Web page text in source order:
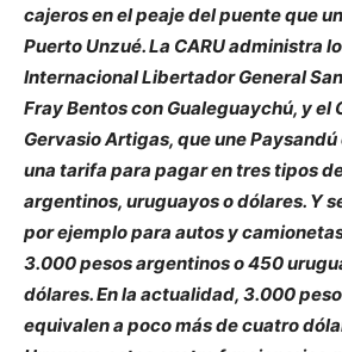
cajeros en el peaje del puente que
Puerto Unzué. La CARU administra
Internacional Libertador General
Fray Bentos con Gualeguaychú, y el
Gervasio Artigas, que une
una tarifa para pagar en tres tipos
argentinos, uruguayos o dólares. Y
por ejemplo para autos y
3.000 pesos argentinos o 450
dólares. En la actualidad, 3.000
equivalen a poco más de cuatro